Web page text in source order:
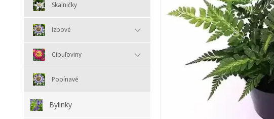
Skalničky
Izbové
Cibuľoviny
Popínavé
Bylinky